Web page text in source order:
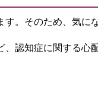
。そのため、気に
認知症に関する心